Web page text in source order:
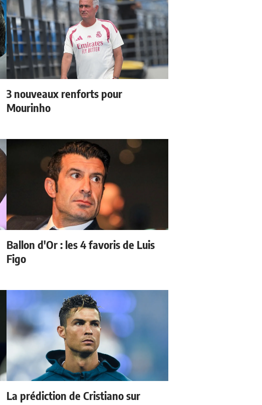
3 nouveaux renforts pour
Mourinho
Ballon d'Or : les 4 favoris de Luis
Figo
La prédiction de Cristiano sur